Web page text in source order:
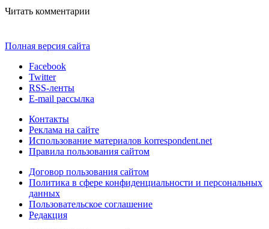
Читать комментарии
Полная версия сайта
Facebook
Twitter
RSS-ленты
E-mail рассылка
Контакты
Реклама на сайте
Использование материалов korrespondent.net
Правила пользования сайтом
Договор пользования сайтом
Политика в сфере конфиденциальности и персональных
данных
Пользовательское соглашение
Редакция